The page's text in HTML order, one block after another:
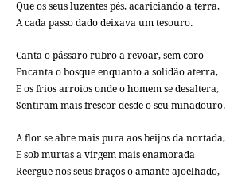
Que os seus luzentes pés, acariciando a terra,
A cada passo dado deixava um tesouro.
Canta o pássaro rubro a revoar, sem coro
Encanta o bosque enquanto a solidão aterra,
E os frios arroios onde o homem se desaltera,
Sentiram mais frescor desde o seu minadouro.
A flor se abre mais pura aos beijos da nortada,
E sob murtas a virgem mais enamorada
Reergue nos seus braços o amante ajoelhado,